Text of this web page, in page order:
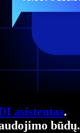
asistentas.
būdų.